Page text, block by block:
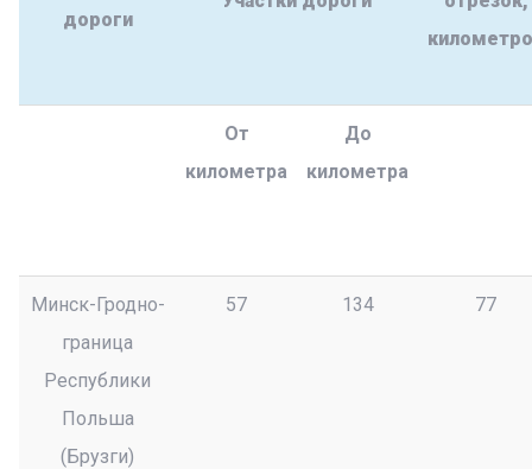
дороги
От
километра
До
километра
Минск-Гродно-
граница
Республики
Польша
(Брузги)
57 134 77